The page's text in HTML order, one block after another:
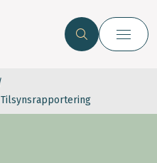
Tilsynsrapportering